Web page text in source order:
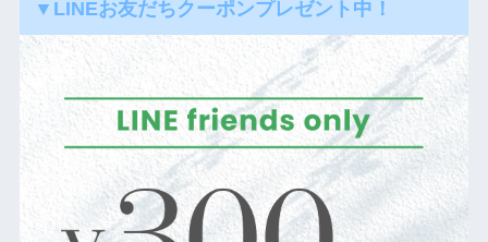
▼LINEお友だちクーポンプレゼント中！